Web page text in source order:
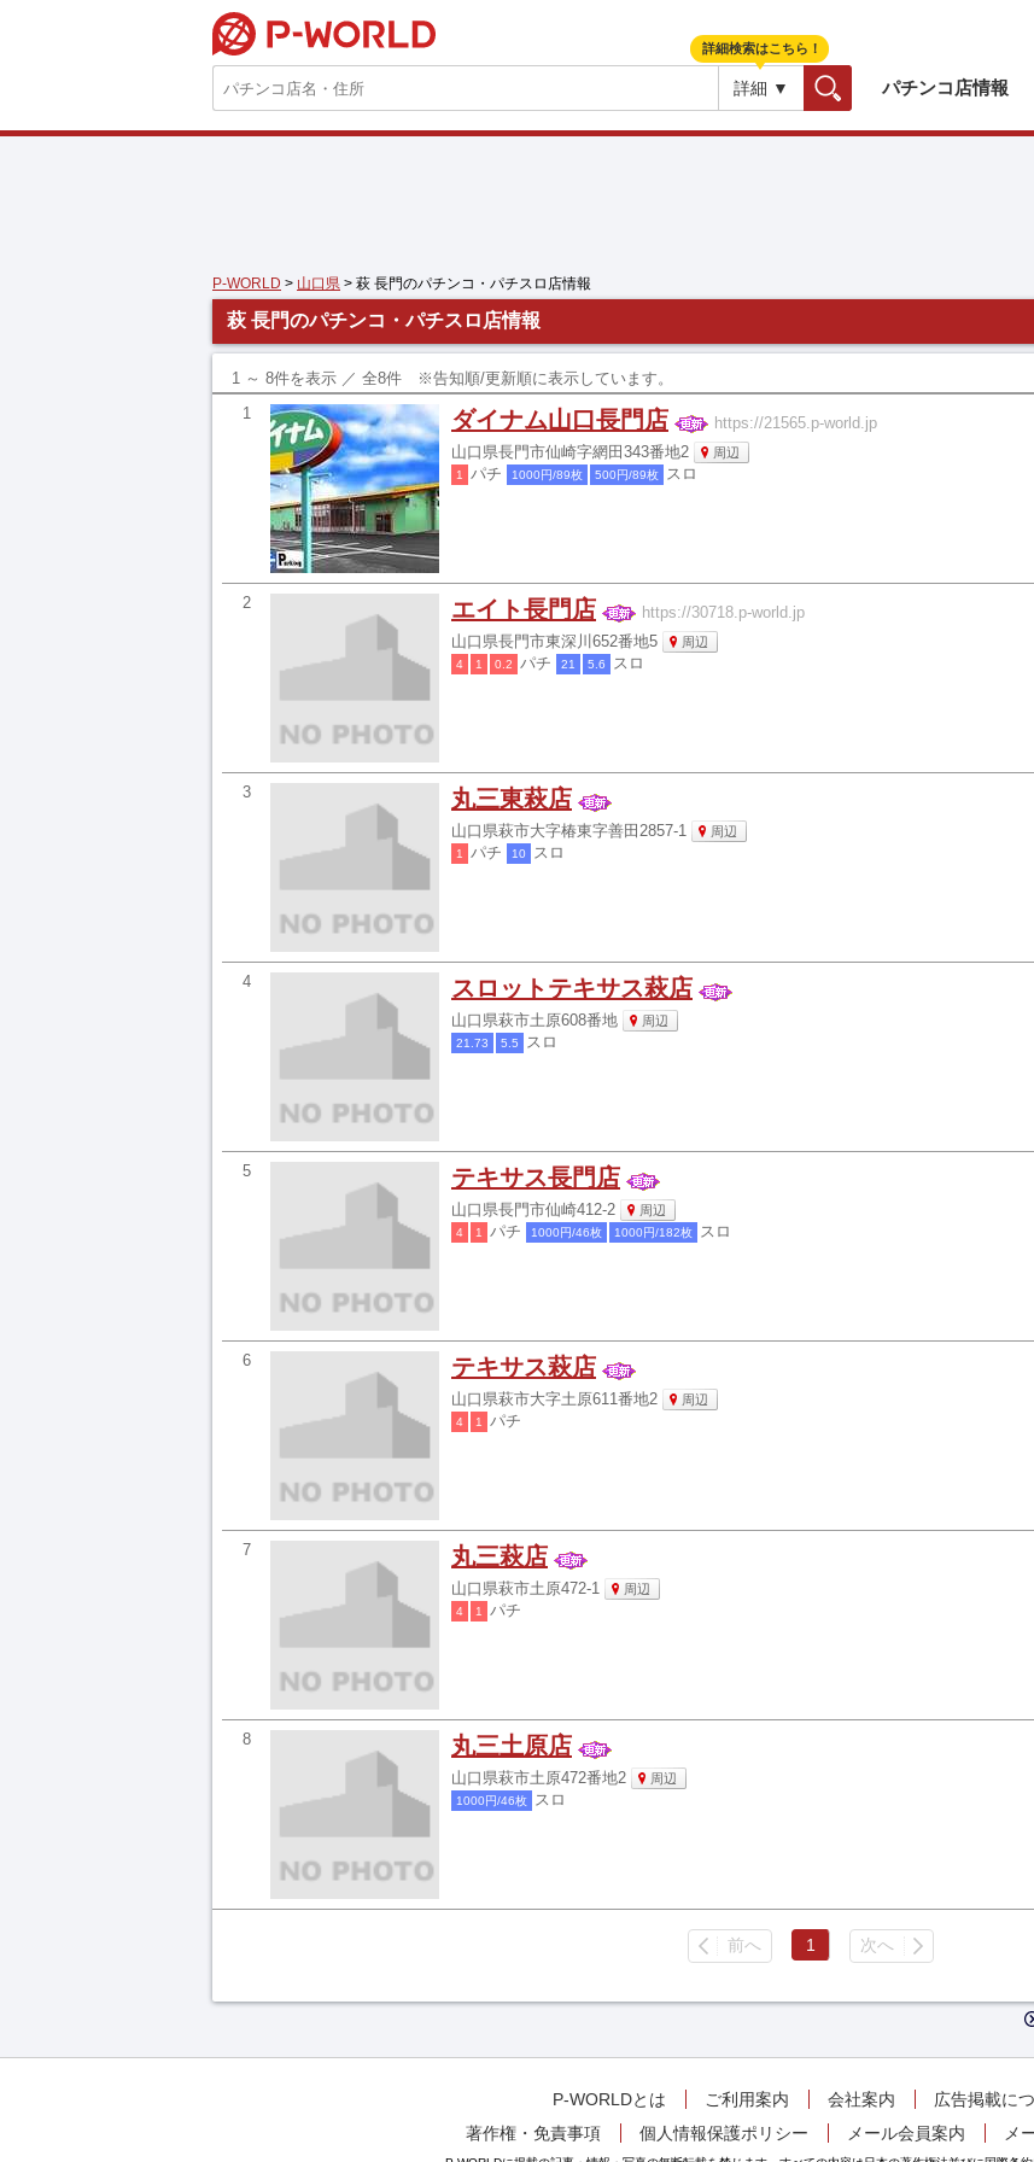
詳細 ▼ パチンコ店情報
詳細検索はこちら！
P-WORLD > 山口県 > 萩 長門のパチンコ・パチスロ店情報
萩 長門のパチンコ・パチスロ店情報
1 ～ 8件を表示 ／ 全8件 ※告知順/更新順に表示しています。
1
ダイナム山口長門店 https://21565.p-world.jp
山口県長門市仙崎字網田343番地2 周辺
1 パチ 1000円/89枚 500円/89枚 スロ
2 エイト長門店 https://30718.p-world.jp
山口県長門市東深川652番地5 周辺
4 1 0.2 パチ 21 5.6 スロ
3 丸三東萩店
山口県萩市大字椿東字善田2857-1 周辺
1 パチ 10 スロ
4 スロットテキサス萩店
山口県萩市土原608番地 周辺
21.73 5.5 スロ
5 テキサス長門店
山口県長門市仙崎412-2 周辺
4 1 パチ 1000円/46枚 1000円/182枚 スロ
6 テキサス萩店
山口県萩市大字土原611番地2 周辺
4 1 パチ
7 丸三萩店
山口県萩市土原472-1 周辺
4 1 パチ
8 丸三土原店
山口県萩市土原472番地2 周辺
1000円/46枚 スロ
前へ 1 次へ
P-WORLDとは ご利用案内 会社案内
広告掲載に
著作権・免責事項
個人情報保護ポリシー メール会員案内 メ